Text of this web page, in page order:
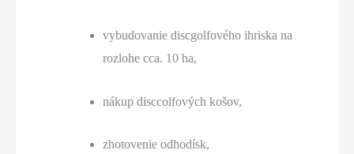
vybudovanie discgolfového ihriska na
rozlohe cca. 10 ha,
nákup disccolfových košov,
zhotovenie odhodísk,